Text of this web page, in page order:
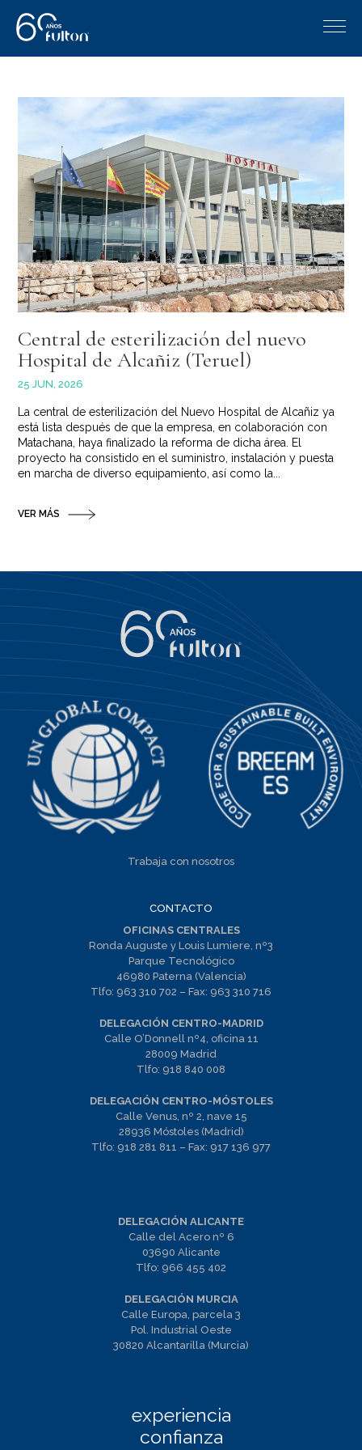
Central de esterilización del nuevo
Hospital de Alcañiz (Teruel)
25 JUN, 2026
La central de esterilización del Nuevo Hospital de Alcañiz ya
está lista después de que la empresa, en colaboración con
Matachana, haya finalizado la reforma de dicha área. El
proyecto ha consistido en el suministro, instalación y puesta
en marcha de diverso equipamiento, así como la...
VER MÁS
Trabaja con nosotros
CONTACTO
OFICINAS CENTRALES
Ronda Auguste y Louis Lumiere, nº3
Parque Tecnológico
46980 Paterna (Valencia)
Tlfo: 963 310 702 – Fax: 963 310 716
DELEGACIÓN CENTRO-MADRID
Calle O’Donnell nº4, oficina 11
28009 Madrid
Tlfo: 918 840 008
DELEGACIÓN CENTRO-MÓSTOLES
Calle Venus, nº 2, nave 15
28936 Móstoles (Madrid)
Tlfo: 918 281 811 – Fax: 917 136 977
DELEGACIÓN ALICANTE
Calle del Acero nº 6
03690 Alicante
Tlfo: 966 455 402
DELEGACIÓN MURCIA
Calle Europa, parcela 3
Pol. Industrial Oeste
30820 Alcantarilla (Murcia)
experiencia
confianza